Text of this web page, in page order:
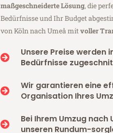
maßgeschneiderte Lösung, die
Bedürfnisse und Ihr Budget
von Köln nach Umeå mitvoller
Unsere Preise werden
Bedürfnisse
Wir garantieren eine
Organisation Ihres
Bei Ihrem Umzug nach
unseren Rundum-